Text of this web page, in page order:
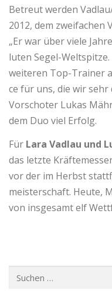
Be­treut wer­den
2012, dem zwei­fa­chen
„Er war über viele
lu­ten Se­gel-
wei­te­ren Top-Trai­ner
ce für uns, die wir
Vor­scho­ter Lukas
dem Duo viel Erfolg.
Für Lara Vad­lau und
das letz­te
vor der im Herbst
meis­ter­schaft. Heute,
von ins­ge­samt elf
nach: